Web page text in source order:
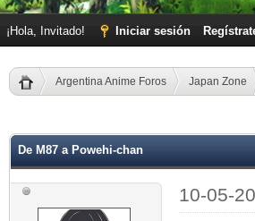
¡Hola, Invitado! Iniciar sesión
Argentina Anime Foros Japan Zone
De M87 a Powehi-chan
10-05-